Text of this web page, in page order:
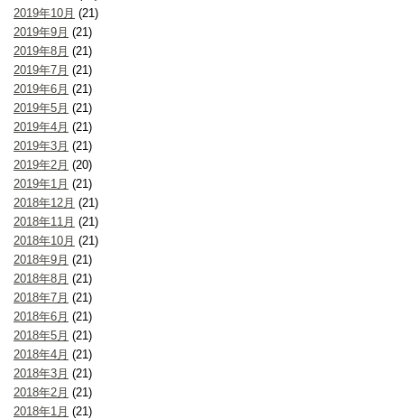
2019年10月 (21)
2019年9月 (21)
2019年8月 (21)
2019年7月 (21)
2019年6月 (21)
2019年5月 (21)
2019年4月 (21)
2019年3月 (21)
2019年2月 (20)
2019年1月 (21)
2018年12月 (21)
2018年11月 (21)
2018年10月 (21)
2018年9月 (21)
2018年8月 (21)
2018年7月 (21)
2018年6月 (21)
2018年5月 (21)
2018年4月 (21)
2018年3月 (21)
2018年2月 (21)
2018年1月 (21)